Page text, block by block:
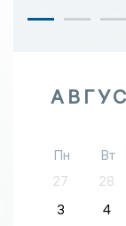
Пн Вт
27
28
3
4